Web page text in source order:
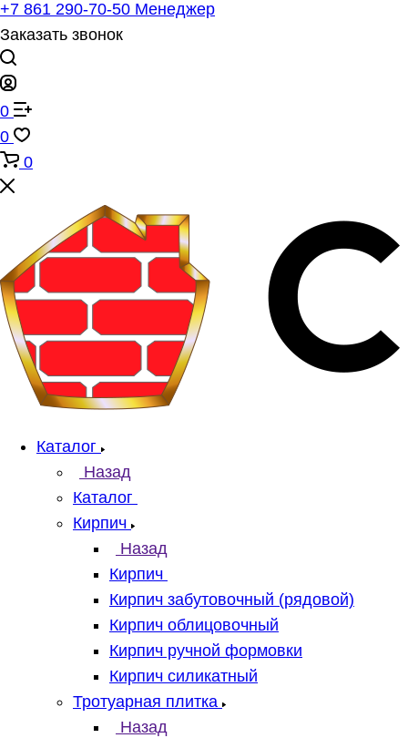
+7 861 290-70-50 Менеджер
Заказать звонок
0
0
0
Каталог
Назад
Каталог
Кирпич
Назад
Кирпич
Кирпич забутовочный (рядовой)
Кирпич облицовочный
Кирпич ручной формовки
Кирпич силикатный
Тротуарная плитка
Назад